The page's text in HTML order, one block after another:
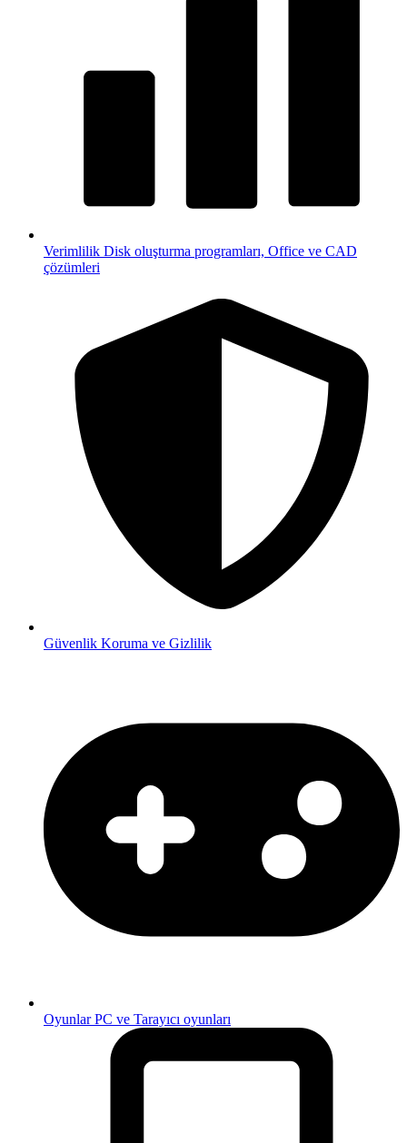
Verimlilik Disk oluşturma programları, Office ve CAD
çözümleri
Güvenlik Koruma ve Gizlilik
OyunlarPC ve Tarayıcı oyunları